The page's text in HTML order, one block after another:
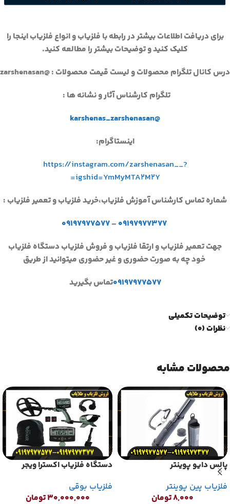
برای دریافت اطلاعات بیشتر در رابطه با فلزیاب و انواع فلزیاب اینجا را
کلیک کنید و توضیحات بیشتر را مطالعه کنید.
درس کانال تلگرام محصولات و لیست قیمت محصولات : @zarshenasan
تلگرام کارشناس آثار و نشانه ها :
@karshenas_zarshenasan
اینستاگرام:
https://instagram.com/zarshenasan__?
igshid=YmMyMTA2M2Y=
شماره تماس کارشناس آموزش فلزیاب،خرید فلزیاب و تعمیر فلزیاب :
–
جهت تعمیر فلزیاب و ارتقا فلزیاب و فروش فلزیاب دستگاه فلزیاب
خود چه به صورت حضوری و غیر حضوری میتوانید از طریق
۰۹۱۹۷۹۷۷۵۷۷تماس بگیرید
توضیحات تکمیلی
نظرات (0)
محصولات مشابه
پالس دایو پوینتر
فلزیاب پین پوینتر
۸,۰۰۰تومان
دستگاه فلزیاب اکسترا ویجر
فلزیاب بوقی
۳۰,۰۰۰,۰۰۰تومان